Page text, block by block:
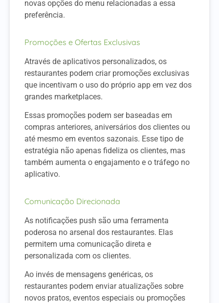
novas opções do menu relacionadas a essa
preferência.
Promoções e Ofertas Exclusivas
Através de aplicativos personalizados, os
restaurantes podem criar promoções exclusivas
que incentivam o uso do próprio app em vez dos
grandes marketplaces.
Essas promoções podem ser baseadas em
compras anteriores, aniversários dos clientes ou
até mesmo em eventos sazonais. Esse tipo de
estratégia não apenas fideliza os clientes, mas
também aumenta o engajamento e o tráfego no
aplicativo.
Comunicação Direcionada
As notificações push são uma ferramenta
poderosa no arsenal dos restaurantes. Elas
permitem uma comunicação direta e
personalizada com os clientes.
Ao invés de mensagens genéricas, os
restaurantes podem enviar atualizações sobre
novos pratos, eventos especiais ou promoções